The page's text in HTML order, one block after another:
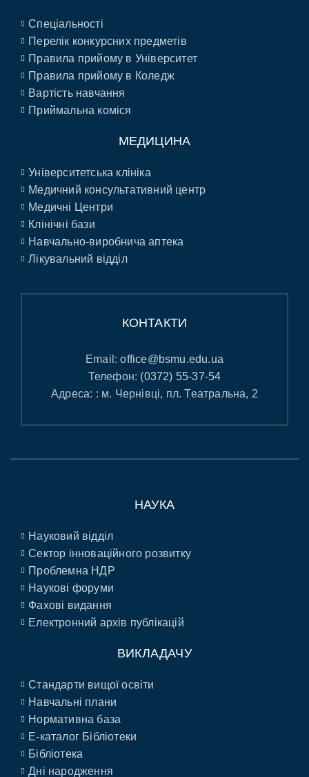
Спеціальності
Перелік конкурсних предметів
Правила прийому в Університет
Правила прийому в Коледж
Вартість навчання
Приймальна коміся
МЕДИЦИНА
Університетська клініка
Медичний консультативний центр
Медичні Центри
Клінічні бази
Навчально-виробнича аптека
Лікувальний відділ
КОНТАКТИ
Email:office@bsmu.edu.ua
Телефон: (0372) 55-37-54
Адреса: : м. Чернівці, пл. Театральна, 2
НАУКА
Науковий відділ
Сектор інноваційного розвитку
Проблемна НДР
Наукові форуми
Фахові видання
Електронний архів публікацій
ВИКЛАДАЧУ
Стандарти вищої освіти
Навчальні плани
Нормативна база
E-каталог Бібліотеки
Бібліотека
Дні народження